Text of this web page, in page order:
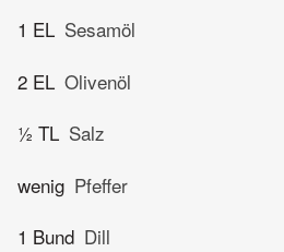
1 EL Sesamöl
2 EL Olivenöl
½ TL Salz
wenig Pfeffer
1 Bund Dill